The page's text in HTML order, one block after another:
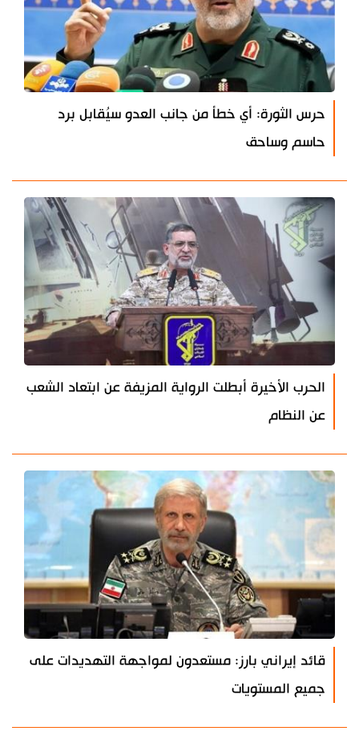
حرس الثورة: أي خطأ من جانب العدو سيُقابل برد
حاسم وساحق
الحرب الأخيرة أبطلت الرواية المزيفة عن ابتعاد الشعب
عن النظام
قائد إيراني بارز: مستعدون لمواجهة التهديدات على
جميع المستويات